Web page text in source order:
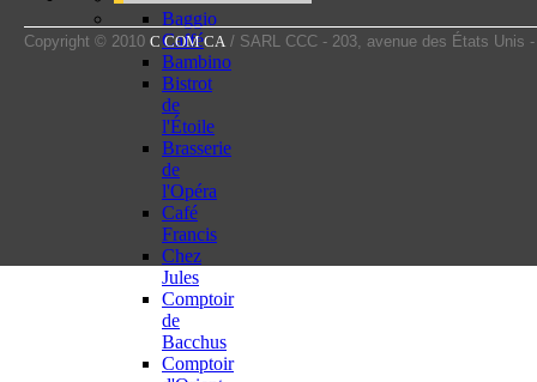
Baggio
Caffé
Bambino
Bistrot
de
l'Étoile
Brasserie
de
l'Opéra
Café
Francis
Chez
Jules
Comptoir
de
Bacchus
Comptoir
Copyright © 2010 C COM CA / SARL CCC - 203, avenue des États Unis